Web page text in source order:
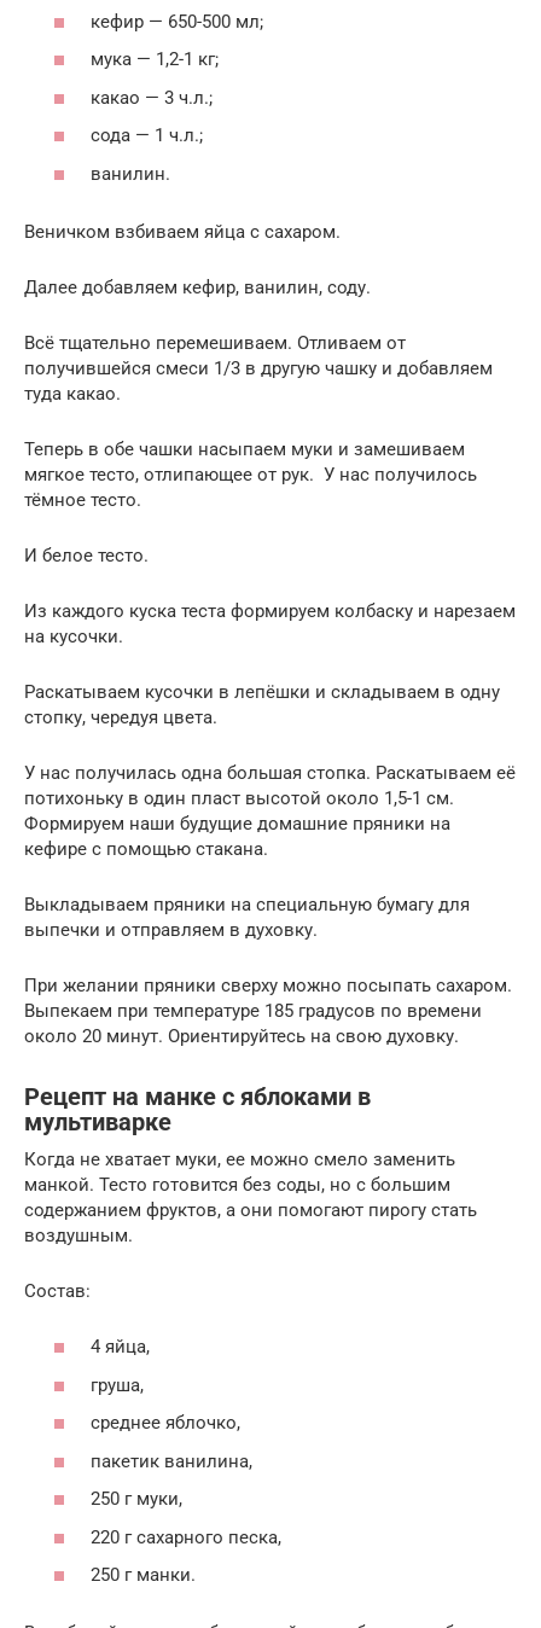
кефир — 650-500 мл;
мука — 1,2-1 кг;
какао — 3 ч.л.;
сода — 1 ч.л.;
ванилин.
Веничком взбиваем яйца с сахаром.
Далее добавляем кефир, ванилин, соду.
Всё тщательно перемешиваем. Отливаем от
получившейся смеси 1/3 в другую чашку и добавляем
туда какао.
Теперь в обе чашки насыпаем муки и замешиваем
мягкое тесто, отлипающее от рук. У нас получилось
тёмное тесто.
И белое тесто.
Из каждого куска теста формируем колбаску и нарезаем
на кусочки.
Раскатываем кусочки в лепёшки и складываем в одну
стопку, чередуя цвета.
У нас получилась одна большая стопка. Раскатываем её
потихоньку в один пласт высотой около 1,5-1 см.
Формируем наши будущие домашние пряники на
кефире с помощью стакана.
Выкладываем пряники на специальную бумагу для
выпечки и отправляем в духовку.
При желании пряники сверху можно посыпать сахаром.
Выпекаем при температуре 185 градусов по времени
около 20 минут. Ориентируйтесь на свою духовку.
Рецепт на манке с яблоками в
мультиварке
Когда не хватает муки, ее можно смело заменить
манкой. Тесто готовится без соды, но с большим
содержанием фруктов, а они помогают пирогу стать
воздушным.
Состав:
4 яйца,
груша,
среднее яблочко,
пакетик ванилина,
250 г муки,
220 г сахарного песка,
250 г манки.